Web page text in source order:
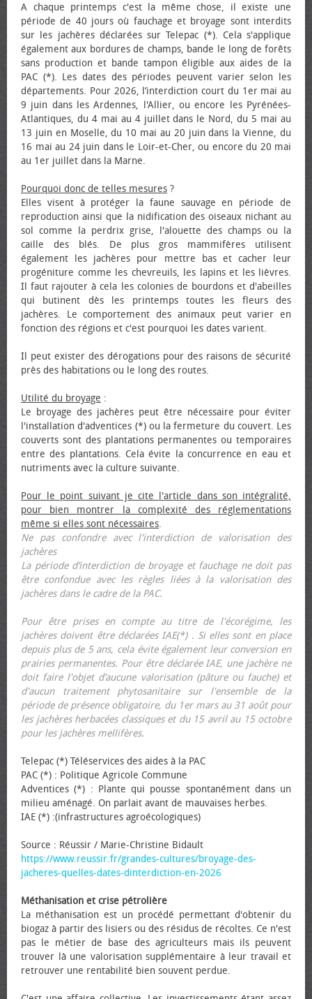
A chaque printemps c'est la même chose, il existe une
période de 40 jours où fauchage et broyage sont interdits
sur les jachères déclarées sur Telepac (*). Cela s'applique
également aux bordures de champs, bande le long de forêts
sans production et bande tampon éligible aux aides de la
PAC (*). Les dates des périodes peuvent varier selon les
départements. Pour 2026, l’interdiction court du 1er mai au
9 juin dans les Ardennes, l'Allier, ou encore les Pyrénées-
Atlantiques, du 4 mai au 4 juillet dans le Nord, du 5 mai au
13 juin en Moselle, du 10 mai au 20 juin dans la Vienne, du
16 mai au 24 juin dans le Loir-et-Cher, ou encore du 20 mai
au 1er juillet dans la Marne.
Pourquoi donc de telles mesures ?
Elles visent à protéger la faune sauvage en période de
reproduction ainsi que la nidification des oiseaux nichant au
sol comme la perdrix grise, l'alouette des champs ou la
caille des blés. De plus gros mammifères utilisent
également les jachères pour mettre bas et cacher leur
progéniture comme les chevreuils, les lapins et les lièvres.
Il faut rajouter à cela les colonies de bourdons et d'abeilles
qui butinent dès les printemps toutes les fleurs des
jachères. Le comportement des animaux peut varier en
fonction des régions et c'est pourquoi les dates varient.
Il peut exister des dérogations pour des raisons de sécurité
près des habitations ou le long des routes.
Utilité du broyage :
Le broyage des jachères peut être nécessaire pour éviter
l'installation d'adventices (*) ou la fermeture du couvert. Les
couverts sont des plantations permanentes ou temporaires
entre des plantations. Cela évite la concurrence en eau et
nutriments avec la culture suivante.
Pour le point suivant je cite l'article dans son intégralité,
pour bien montrer la complexité des réglementations
même si elles sont nécessaires.
Ne pas confondre avec l'interdiction de valorisation des
jachères
La période d’interdiction de broyage et fauchage ne doit pas
être confondue avec les règles liées à la valorisation des
jachères dans le cadre de la PAC.
Pour être prises en compte au titre de l'écorégime, les
jachères doivent être déclarées IAE(*) . Si elles sont en place
depuis plus de 5 ans, cela évite également leur conversion en
prairies permanentes. Pour être déclarée IAE, une jachère ne
doit faire l'objet d’aucune valorisation (pâture ou fauche) et
d'aucun traitement phytosanitaire sur l'ensemble de la
période de présence obligatoire, du 1er mars au 31 août pour
les jachères herbacées classiques et du 15 avril au 15 octobre
pour les jachères mellifères.
Telepac (*) Téléservices des aides à la PAC
PAC (*) : Politique Agricole Commune
Adventices (*) : Plante qui pousse spontanément dans un
milieu aménagé. On parlait avant de mauvaises herbes.
IAE (*) :(infrastructures agroécologiques)
Source : Réussir / Marie-Christine Bidault
https://www.reussir.fr/grandes-cultures/broyage-des-
jacheres-quelles-dates-dinterdiction-en-2026
Méthanisation et crise pétrolière
La méthanisation est un procédé permettant d'obtenir du
biogaz à partir des lisiers ou des résidus de récoltes. Ce n'est
pas le métier de base des agriculteurs mais ils peuvent
trouver là une valorisation supplémentaire à leur travail et
retrouver une rentabilité bien souvent perdue.